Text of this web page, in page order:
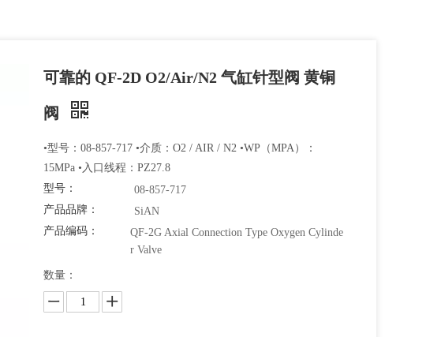
可靠的 QF-2D O2/Air/N2 气缸针型阀 黄铜
阀
•型号：08-857-717 •介质：O2 / AIR / N2 •WP（MPA）：
15MPa •入口线程：PZ27.8
型号：
08-857-717
产品品牌：
SiAN
产品编码：
QF-2G Axial Connection Type Oxygen Cylinde
r Valve
数量：